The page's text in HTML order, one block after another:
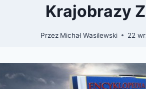
Krajobrazy
Przez Michał Wasilewski 22